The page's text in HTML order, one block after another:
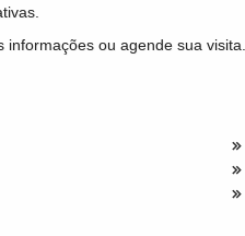
ou agende sua visita.